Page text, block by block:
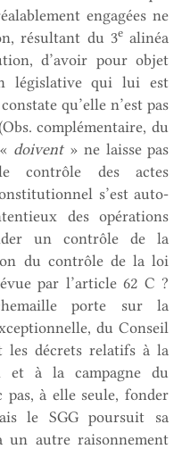
engagées ne
résultant du 3e alinéa
d’avoir pour objet
législative qui lui est
qu’elle n’est pas
complémentaire, du
doivent» ne laisse pas
contrôle des actes
s’est auto-
des opérations
un contrôle de la
du contrôle de la loi
par l’article 62 C ?
porte sur la
du Conseil
les décrets relatifs à la
et à la campagne du
à elle seule, fonder
le SGG poursuit sa
un autre raisonnement